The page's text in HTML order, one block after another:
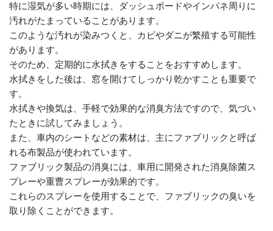
特に湿気が多い時期には、ダッシュボードやインパネ周りに
汚れがたまっていることがあります。
このような汚れが染みつくと、カビやダニが繁殖する可能性
があります。
そのため、定期的に水拭きをすることをおすすめします。
水拭きをした後は、窓を開けてしっかり乾かすことも重要で
す。
水拭きや換気は、手軽で効果的な消臭方法ですので、気づい
たときに試してみましょう。
また、車内のシートなどの素材は、主にファブリックと呼ば
れる布製品が使われています。
ファブリック製品の消臭には、車用に開発された消臭除菌ス
プレーや重曹スプレーが効果的です。
これらのスプレーを使用することで、ファブリックの臭いを
取り除くことができます。